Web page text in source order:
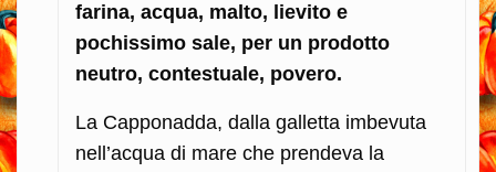
farina, acqua, malto, lievito e
pochissimo sale, per un prodotto
neutro, contestuale, povero.
La Capponadda, dalla galletta imbevuta
nell’acqua di mare che prendeva la